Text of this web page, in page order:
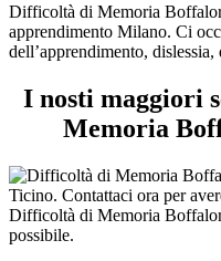
Difficoltà di Memoria
apprendimento Milano. Ci
dell’apprendimento,
I nosti maggiori
Memoria